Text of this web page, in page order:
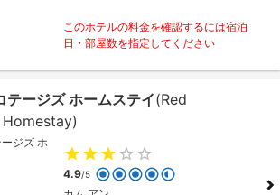
このホテルの料金を確認するには宿泊
日・部屋数を指定してください
テージズ ホームステイ(Red
4.9/5